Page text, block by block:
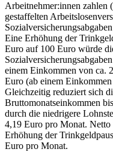
Arbeitnehmer:innen zahlen
gestaffelten
Eine Erhöhung der
Euro auf 100 Euro würde
einem Einkommen von ca.
Euro (ab einem
Gleichzeitig reduziert sich
Bruttomonatseinkommen
durch die niedrigere
4,19 Euro pro Monat.
Erhöhung der
Euro pro Monat.